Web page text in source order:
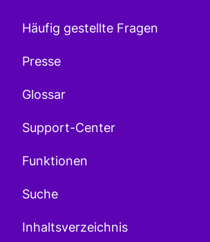
Häufig gestellte Fragen
Presse
Glossar
Support-Center
Funktionen
Suche
Inhaltsverzeichnis